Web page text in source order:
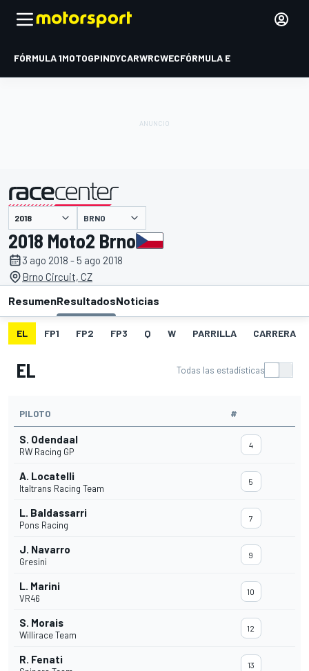
FÓRMULA 1MOTOGPINDYCARWRCWECFÓRMULA E
presentado por BRNO
2018 Moto2 Brno
3 ago 2018 - 5 ago 2018
Brno Circuit, CZ
ResumenResultadosNoticias
EL FP1 FP2 FP3 Q W PARRILLA CARRERA
EL Todas las estadísticas
PILOTO #
S. Odendaal
RW Racing GP
4
A. Locatelli
Italtrans Racing Team
5
L. Baldassarri
Pons Racing
7
J. Navarro
Gresini
9
L. Marini
VR46
10
S. Morais
Willirace Team
12
R. Fenati 13